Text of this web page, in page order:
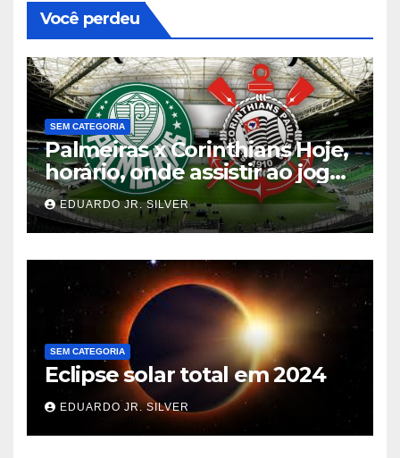
Você perdeu
SEM CATEGORIA
Palmeiras x Corinthians Hoje,
horário, onde assistir ao jogo
do Brasileirão
EDUARDO JR. SILVER
SEM CATEGORIA
Eclipse solar total em 2024
EDUARDO JR. SILVER